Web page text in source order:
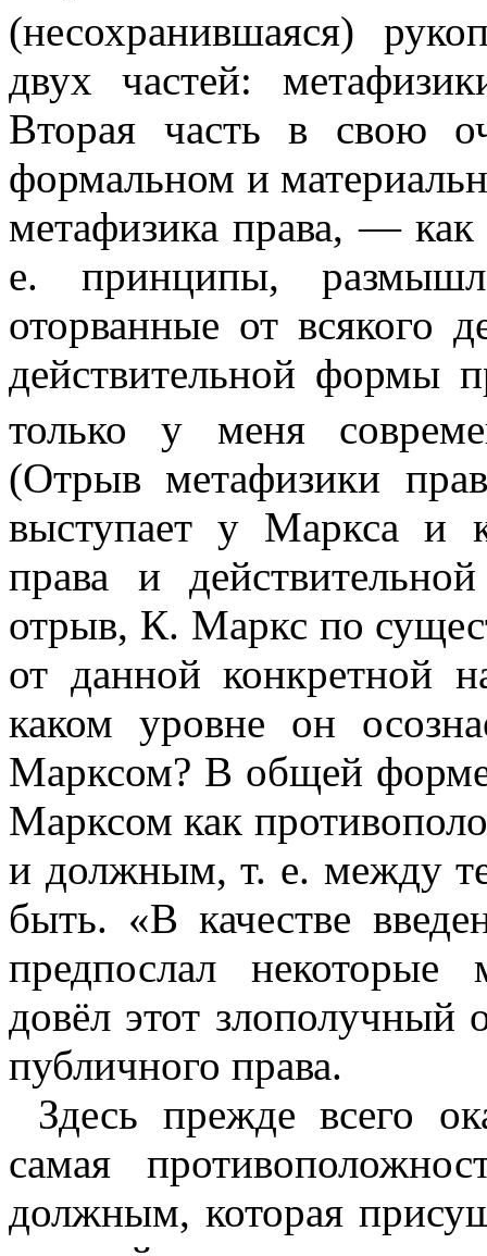
(несохранившаяся)
двух частей:
Вторая часть в свою
формальном и
метафизика права, —
е. принципы,
оторванные от всякого
действительной формы
только у меня
(Отрыв метафизики
выступает у Маркса и
права и
отрыв, К. Маркс по
от данной конкретной
каком уровне он
Марксом? В общей форме
Марксом как
и должным, т. е. между
быть. «В качестве
предпослал некоторые
довёл этот злополучный
публичного права.
Здесь прежде всего
самая
должным, которая